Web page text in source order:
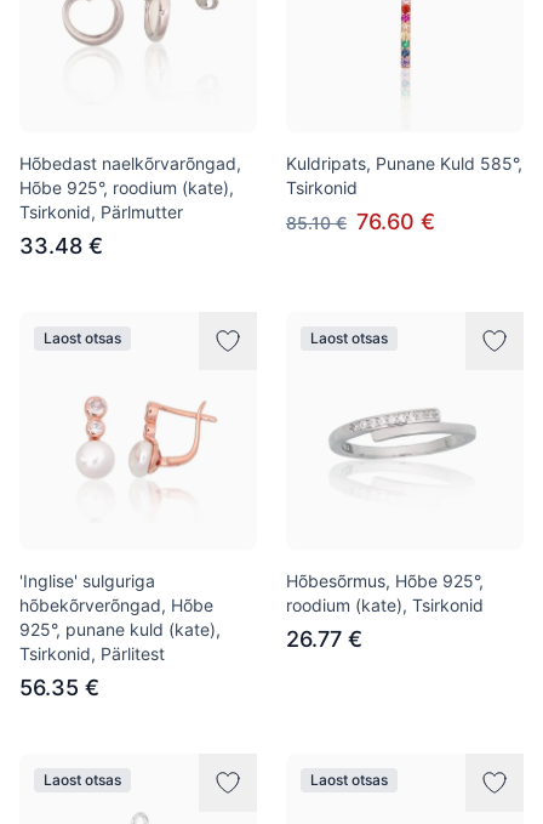
Hõbedast naelkõrvarõngad,
Hõbe 925°, roodium (kate),
Tsirkonid, Pärlmutter
33.48 €
Kuldripats, Punane Kuld 585°,
Tsirkonid
85.10 € 76.60 €
Laost otsas
'Inglise' sulguriga
hõbekõrverõngad, Hõbe
925°, punane kuld (kate),
Tsirkonid, Pärlitest
56.35 €
Laost otsas
Hõbesõrmus, Hõbe 925°,
roodium (kate), Tsirkonid
26.77 €
Laost otsas Laost otsas